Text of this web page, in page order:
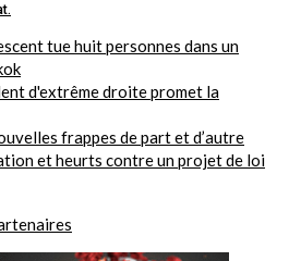
tue huit personnes dans un
d'extrême droite promet la
frappes de part et d’autre
et heurts contre un projet de loi